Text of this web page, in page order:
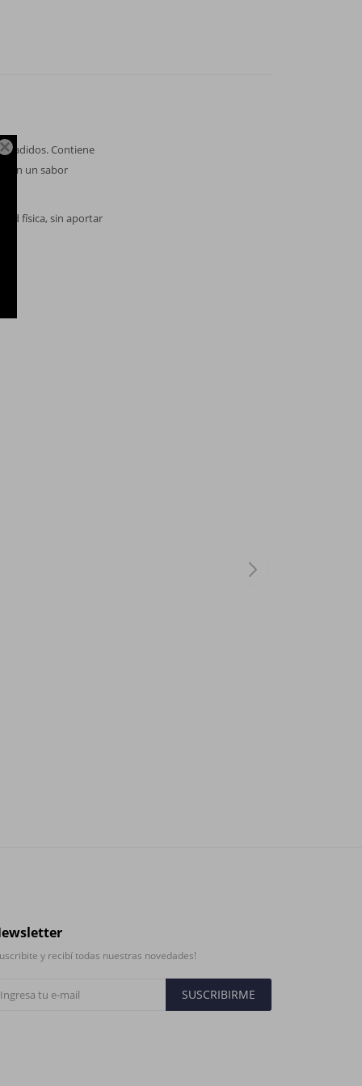

Contiene
con un sabor
física, sin aportar
y recibí todas nuestras novedades!
SUSCRIBIRME